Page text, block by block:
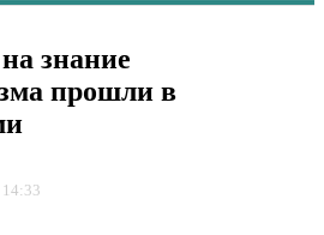
знание
прошли в